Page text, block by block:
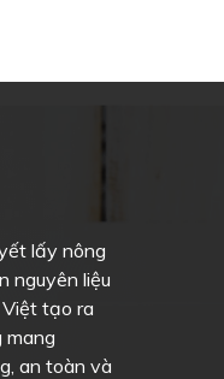
lấy nông
nguyên liệu
tạo ra
mang
an toàn và